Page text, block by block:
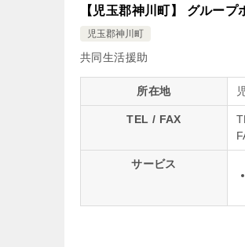
【児玉郡神川町】 グループ
児玉郡神川町
共同生活援助
所在地
TEL / FAX
サービス